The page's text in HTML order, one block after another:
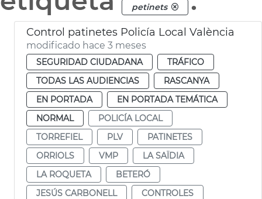
petinets
Control patinetes Policía Local València
modificado hace 3 meses
SEGURIDAD CIUDADANA
TRÁFICO
TODAS LAS AUDIENCIAS
RASCANYA
EN PORTADA
EN PORTADA TEMÁTICA
NORMAL
POLICÍA LOCAL
TORREFIEL
PLV
PATINETES
ORRIOLS
VMP
LA SAÏDIA
LA ROQUETA
BETERÓ
JESÚS CARBONELL
CONTROLES